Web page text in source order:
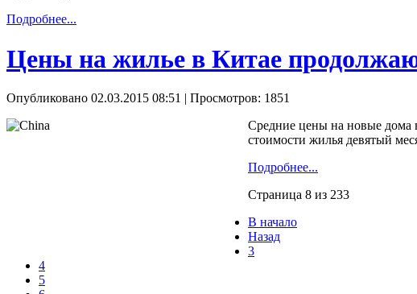
Подробнее...
Цены на жилье в Китае
Опубликовано 02.03.2015 08:51 | Просмотров: 1851
Средние цены на новые дома
стоимости жилья девятый
Подробнее...
Страница 8 из 233
В начало
Назад
3
4
5